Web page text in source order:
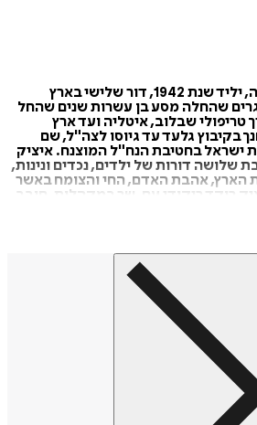
איציק זו-ארץ דה לה פניה, יליד שנת 1942, דור שלישי בארץ
שהחלה מסע בן עשרות שנים שהחל
ספרד (1492), דרך טריפולי שבלוב, איטליה ועד ארץ
בקיבוץ גלעד עד גיוסו לצה"ל, שם
ישראל בחטיבת הנח"ל המוצנח. איציק
דורות של ילדים, נכדים ונינות,
הארץ, אהבת האדם, החי והצומח באשר
רוקד ריקודי עם, שר במקהלות, חובב
למען הזולת במסגרות שונות.
לטבע, לנופים ולחוויות שאת חלקן
"